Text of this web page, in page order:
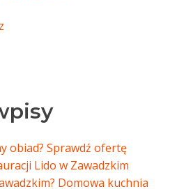
obiad? Sprawdź ofertę
Lido w Zawadzkim
Domowa kuchnia